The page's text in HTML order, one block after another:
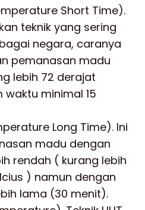
Short Time).
teknik yang sering
negara, caranya
pemanasan madu
lebih 72 derajat
waktu minimal 15
Long Time). Ini
madu dengan
rendah ( kurang lebih
) namun dengan
lama (30 menit).